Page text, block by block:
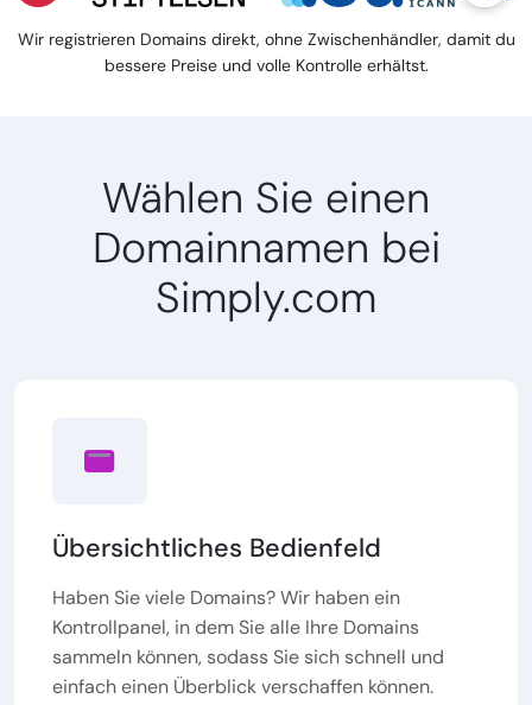
Wir registrieren Domains direkt, ohne Zwischenhändler, damit du
bessere Preise und volle Kontrolle erhältst.
Wählen Sie einen
Domainnamen bei
Simply.com
Übersichtliches Bedienfeld
Haben Sie viele Domains? Wir haben ein
Kontrollpanel, in dem Sie alle Ihre Domains
sammeln können, sodass Sie sich schnell und
einfach einen Überblick verschaffen können.